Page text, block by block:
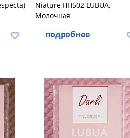
Niature НП502 LUBUA,
Молочная
подробнее